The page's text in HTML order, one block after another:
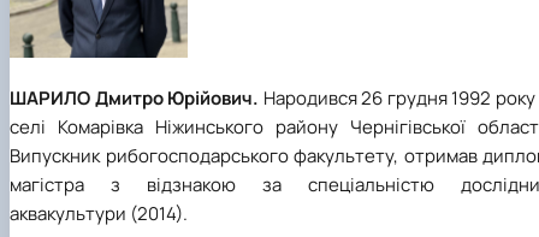
ШАРИЛО Дмитро Юрійович. Народився 26 грудня 1992 року
селі Комарівка Ніжинського району Чернігівської
Випускник рибогосподарського факультету, отримав
магістра з відзнакою за спеціальністю
аквакультури (2014).